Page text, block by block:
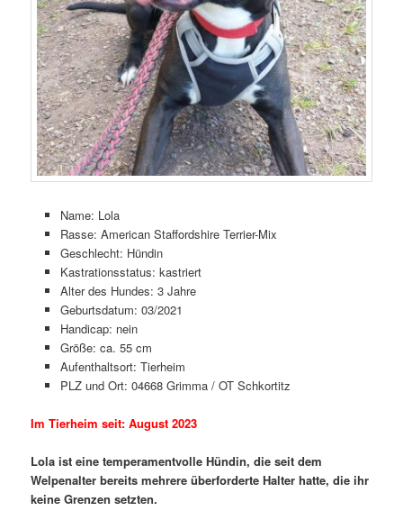
Name: Lola
Rasse: American Staffordshire Terrier-Mix
Geschlecht: Hündin
Kastrationsstatus: kastriert
Alter des Hundes: 3 Jahre
Geburtsdatum: 03/2021
Handicap: nein
Größe: ca. 55 cm
Aufenthaltsort: Tierheim
PLZ und Ort: 04668 Grimma / OT Schkortitz
Im Tierheim seit: August 2023
Lola ist eine temperamentvolle Hündin, die seit dem
Welpenalter bereits mehrere überforderte Halter hatte, die ihr
keine Grenzen setzten.